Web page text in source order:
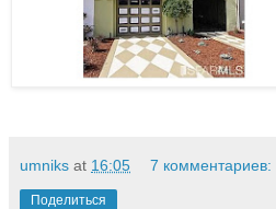
umniks at 16:05 7 комментариев:
Поделиться